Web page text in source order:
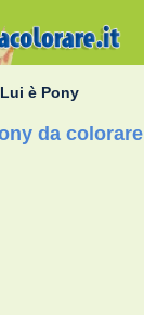
Lui è Pony
da colorare